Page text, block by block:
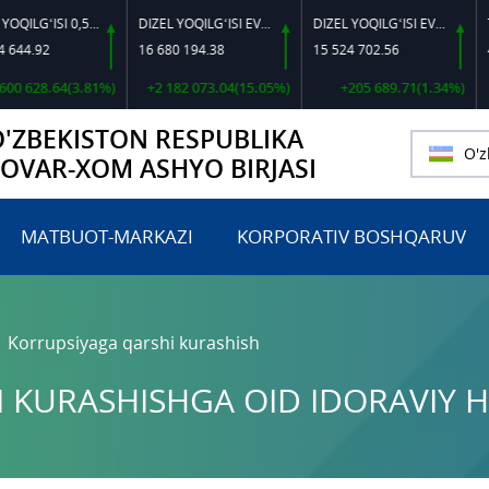
DIZEL YOQILG‘ISI 0,5-40
DIZEL YOQILG‘ISI EVRO L-K-4
16 680 194.38
+2 182 073.04(15.05%)
DIZEL YOQILG‘ISI EVRO-L II K-4 SSDF
15 524 702.56
+205 689.71(1.34%)
460
RESPUBLIKA
XOM ASHYO BIRJASI
MATBUOT-MARKAZI KORPORATIV BOSHQARUV
Korrupsiyaga qarshi kurashish
OID IDORAVIY